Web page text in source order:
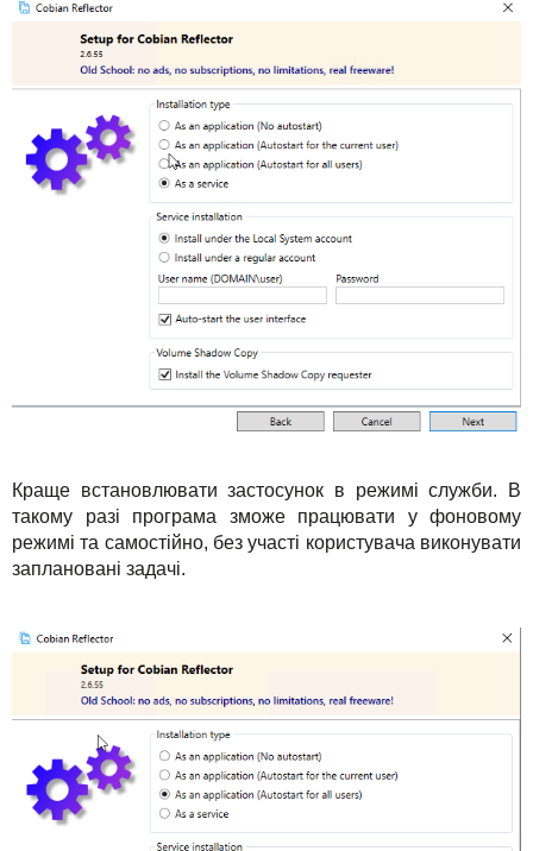
Краще встановлювати застосунок в режимі служби. В
такому разі програма зможе працювати у фоновому
режимі та самостійно, без участі користувача виконувати
заплановані задачі.